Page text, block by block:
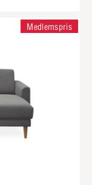
Medlemspris